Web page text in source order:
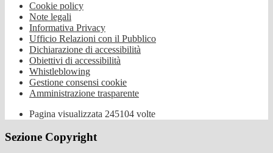
Cookie policy
Note legali
Informativa Privacy
Ufficio Relazioni con il Pubblico
Dichiarazione di accessibilità
Obiettivi di accessibilità
Whistleblowing
Gestione consensi cookie
Amministrazione trasparente
Pagina visualizzata 245104 volte
Sezione Copyright